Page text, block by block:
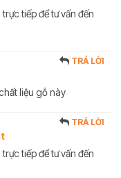
tiếp để tư vấn đến
TRẢ LỜI
liệu gỗ này
TRẢ LỜI
tiếp để tư vấn đến